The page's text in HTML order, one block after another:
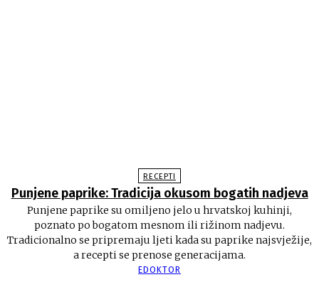
RECEPTI
Punjene paprike: Tradicija okusom bogatih nadjeva
Punjene paprike su omiljeno jelo u hrvatskoj kuhinji,
poznato po bogatom mesnom ili rižinom nadjevu.
Tradicionalno se pripremaju ljeti kada su paprike najsvježije,
a recepti se prenose generacijama.
EDOKTOR